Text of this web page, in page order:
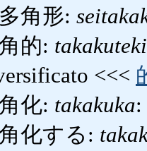
角形:
的: takakuteki
<<<
化: takakuka
化する: